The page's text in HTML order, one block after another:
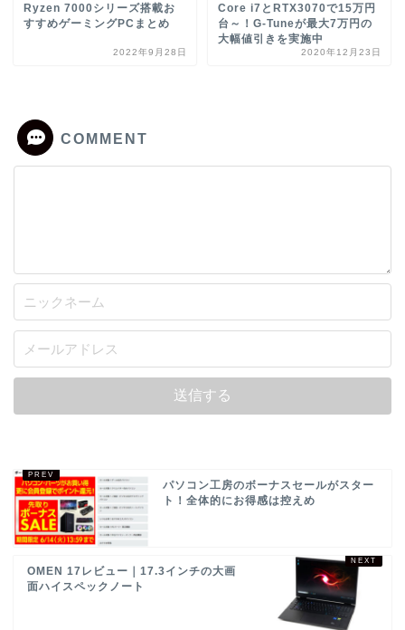
Ryzen 7000シリーズ搭載お
すすめゲーミングPCまとめ
2022年9月28日
Core i7とRTX3070で15万円
台～！G-Tuneが最大7万円の
大幅値引きを実施中
2020年12月23日
COMMENT
パソコン工房のボーナスセールがスター
ト！全体的にお得感は控えめ
OMEN 17レビュー｜17.3インチの大画
面ハイスペックノート